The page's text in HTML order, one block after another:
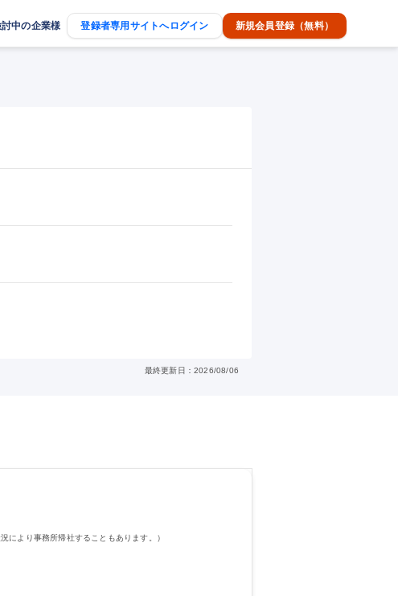
中の企業様 登録者専用サイトへログイン 新規会員登録（無料）
最終更新日：2026/08/06
により事務所帰社することもあります。）